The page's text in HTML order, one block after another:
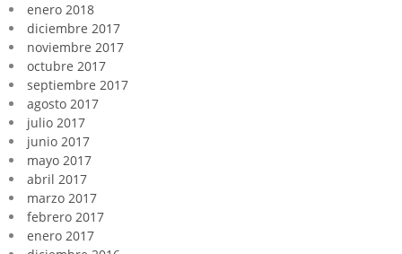
enero 2018
diciembre 2017
noviembre 2017
octubre 2017
septiembre 2017
agosto 2017
julio 2017
junio 2017
mayo 2017
abril 2017
marzo 2017
febrero 2017
enero 2017